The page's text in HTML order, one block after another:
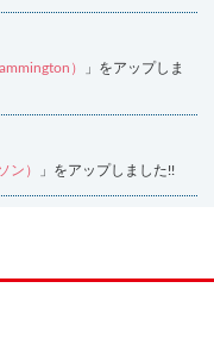
）
」をアップしま
ン） 」をアップしました!!